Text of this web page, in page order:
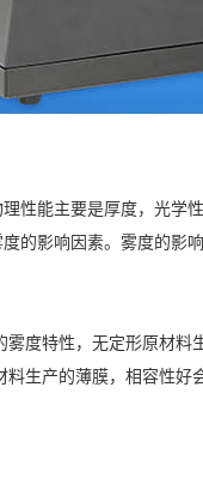
性能主要是厚度，光
的影响因素。雾度的影
度特性，无定形原材
生产的薄膜，相容性